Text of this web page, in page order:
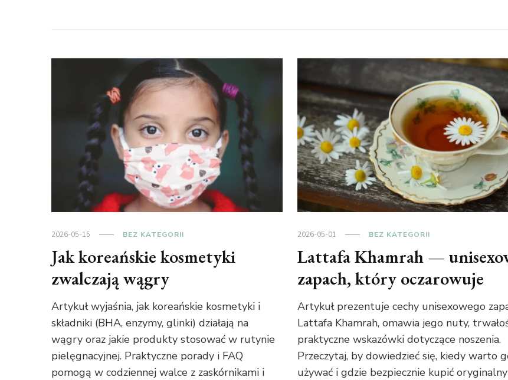
2026-05-15 BEZ KATEGORII
Jak koreańskie kosmetyki
zwalczają wągry
Artykuł wyjaśnia, jak koreańskie kosmetyki i
składniki (BHA, enzymy, glinki) działają na
wągry oraz jakie produkty stosować w rutynie
pielęgnacyjnej. Praktyczne porady i FAQ
pomogą w codziennej walce z zaskórnikami i
2026-05-01 BEZ KATEGORII
Lattafa Khamrah —
zapach, który oczarowuje
Artykuł prezentuje cechy unisexowego
Lattafa Khamrah, omawia jego nuty,
praktyczne wskazówki dotyczące noszenia.
Przeczytaj, by dowiedzieć się, kiedy warto
używać i gdzie bezpiecznie kupić oryginalny